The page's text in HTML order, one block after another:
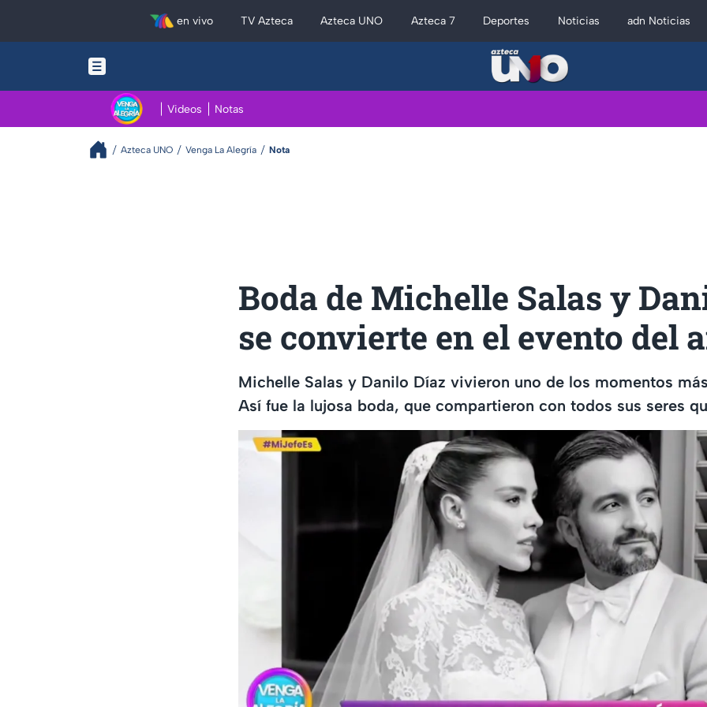
en vivo TV Azteca Azteca UNO Azteca 7 Deportes Noticias adn Noticias
Videos Notas
Azteca UNO Venga La Alegría Nota
Boda de Michelle Salas y
se convierte en el evento del
Michelle Salas y Danilo Díaz vivieron uno de los momentos
Así fue la lujosa boda, que compartieron con todos sus seres